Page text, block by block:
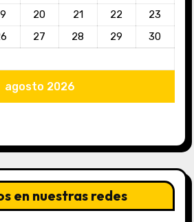
agosto 2026
20 21 22
23
27 28 29
30
en nuestras redes